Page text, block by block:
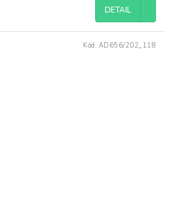
DETAIL
Kód: AD656/202_118